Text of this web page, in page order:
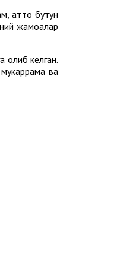
ҳатто бутун
жамоалар
олиб келган.
ва